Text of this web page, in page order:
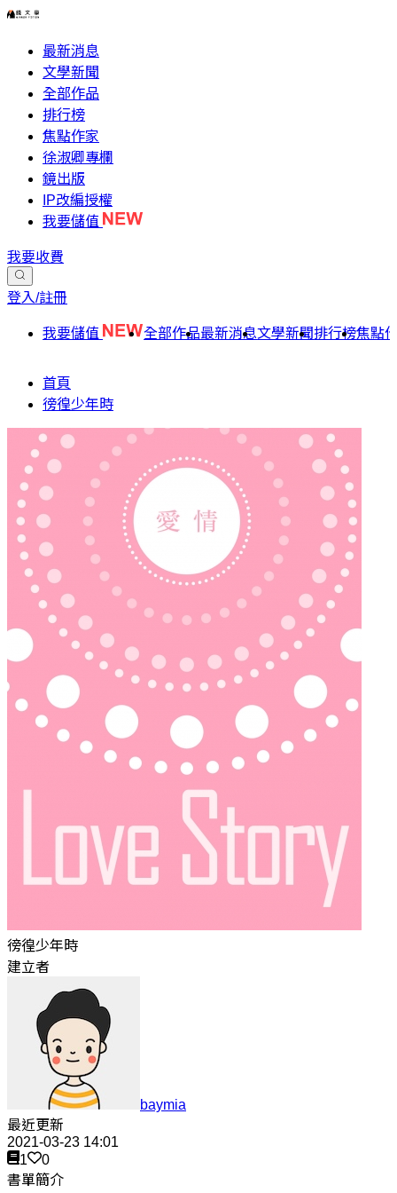
最新消息
文學新聞
全部作品
排行榜
焦點作家
徐淑卿專欄
鏡出版
IP改編授權
我要儲值
我要收費
登入/註冊
我要儲值 全部作品最新消息文學新聞排行榜焦點
首頁
徬徨少年時
徬徨少年時
建立者
baymia
最近更新
2021-03-23 14:01
1
0
書單簡介